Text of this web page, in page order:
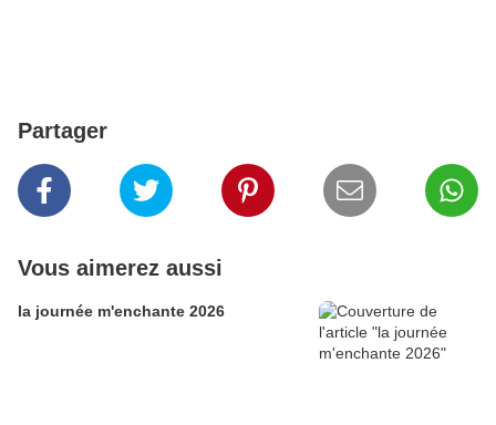
Partager
Vous aimerez aussi
la journée m'enchante 2026